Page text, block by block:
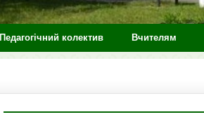
Педагогічний колектив Вчителям